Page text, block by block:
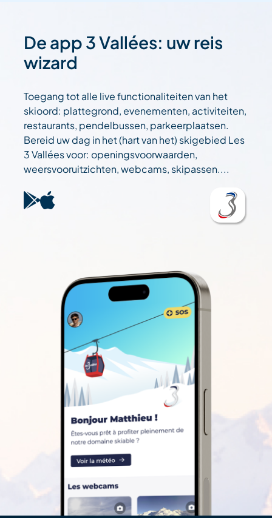
De app 3 Vallées: uw reis
wizard
Toegang tot alle live functionaliteiten van het
skioord: plattegrond, evenementen, activiteiten,
restaurants, pendelbussen, parkeerplaatsen.
Bereid uw dag in het (hart van het) skigebied Les
3 Vallées voor: openingsvoorwaarden,
weersvooruitzichten, webcams, skipassen....